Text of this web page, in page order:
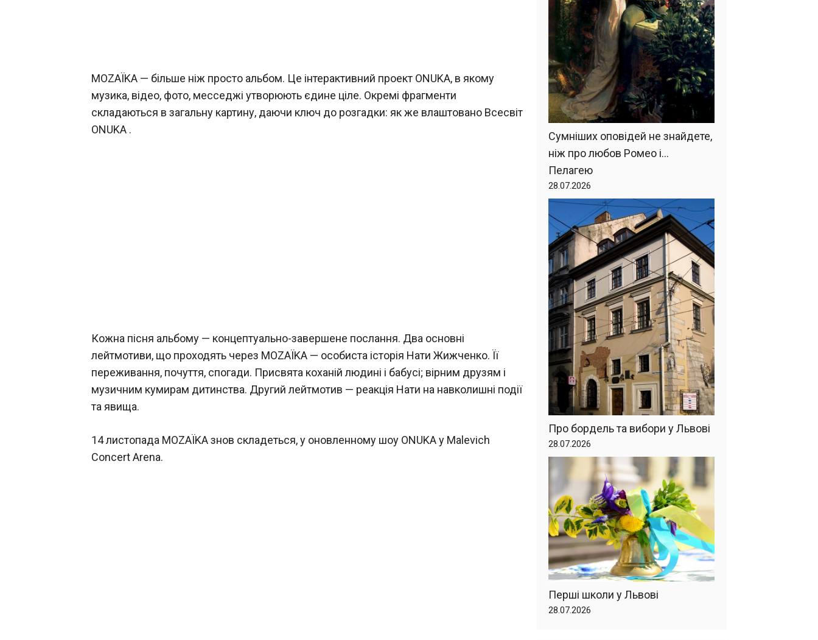
MOZAЇKA — більше ніж просто альбом. Це інтерактивний проект ONUKA, в якому
музика, відео, фото, месседжі утворюють єдине ціле. Окремі фрагменти
складаються в загальну картину, даючи ключ до розгадки: як же влаштовано Всесвіт
ONUKA .
Кожна пісня альбому — концептуально-завершене послання. Два основні
лейтмотиви, що проходять через MOZAЇKA — особиста історія Нати Жижченко. Її
переживання, почуття, спогади. Присвята коханій людині і бабусі; вірним друзям і
музичним кумирам дитинства. Другий лейтмотив — реакція Нати на навколишні події
та явища.
14 листопада MOZAЇKA знов складеться, у оновленному шоу ONUKA у Malevich
Concert Arena.
Сумніших оповідей не знайдете,
ніж про любов Ромео і…
Пелагею
28.07.2026
Про бордель та вибори у Львові
28.07.2026
Перші школи у Львові
28.07.2026